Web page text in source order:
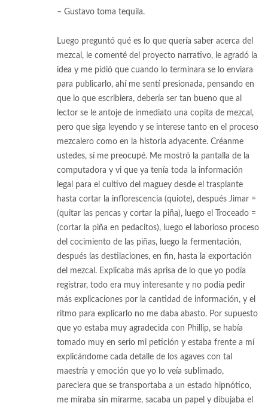
– Gustavo toma tequila.
Luego preguntó qué es lo que quería saber acerca del
mezcal, le comenté del proyecto narrativo, le agradó la
idea y me pidió que cuando lo terminara se lo enviara
para publicarlo, ahí me sentí presionada, pensando en
que lo que escribiera, debería ser tan bueno que al
lector se le antoje de inmediato una copita de mezcal,
pero que siga leyendo y se interese tanto en el proceso
mezcalero como en la historia adyacente. Créanme
ustedes, sí me preocupé. Me mostró la pantalla de la
computadora y vi que ya tenía toda la información
legal para el cultivo del maguey desde el trasplante
hasta cortar la inflorescencia (quiote), después Jimar =
(quitar las pencas y cortar la piña), luego el Troceado =
(cortar la piña en pedacitos), luego el laborioso proceso
del cocimiento de las piñas, luego la fermentación,
después las destilaciones, en fin, hasta la exportación
del mezcal. Explicaba más aprisa de lo que yo podía
registrar, todo era muy interesante y no podía pedir
más explicaciones por la cantidad de información, y el
ritmo para explicarlo no me daba abasto. Por supuesto
que yo estaba muy agradecida con Phillip, se había
tomado muy en serio mi petición y estaba frente a mí
explicándome cada detalle de los agaves con tal
maestría y emoción que yo lo veía sublimado,
pareciera que se transportaba a un estado hipnótico,
me miraba sin mirarme, sacaba un papel y dibujaba el